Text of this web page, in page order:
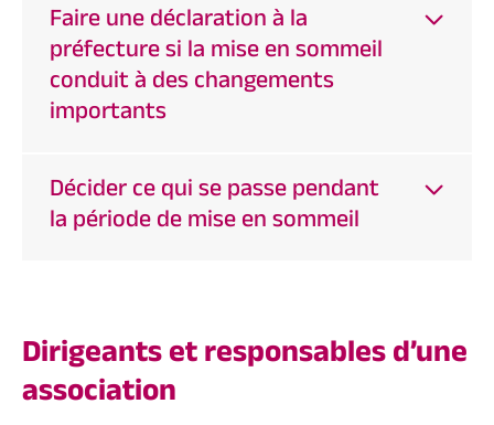
Faire une déclaration à la
préfecture si la mise en sommeil
conduit à des changements
importants
Décider ce qui se passe pendant
la période de mise en sommeil
Dirigeants et responsables d’une
association